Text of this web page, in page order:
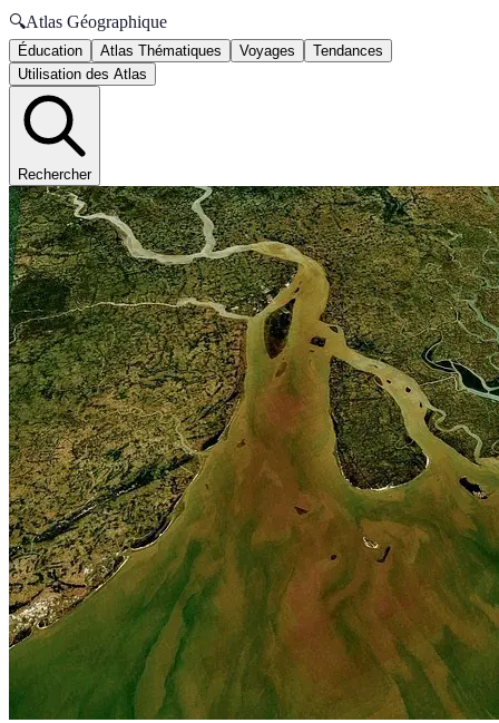
🔍Atlas Géographique
Éducation Atlas Thématiques Voyages
Tendances
Utilisation des Atlas
Rechercher